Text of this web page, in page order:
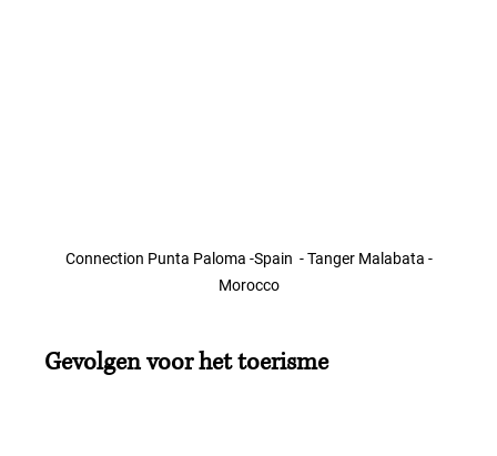
Connection Punta Paloma -Spain  - Tanger Malabata -
Morocco
Gevolgen voor het toerisme